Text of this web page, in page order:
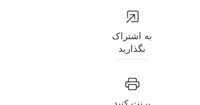
به اشتراک
بگذارید